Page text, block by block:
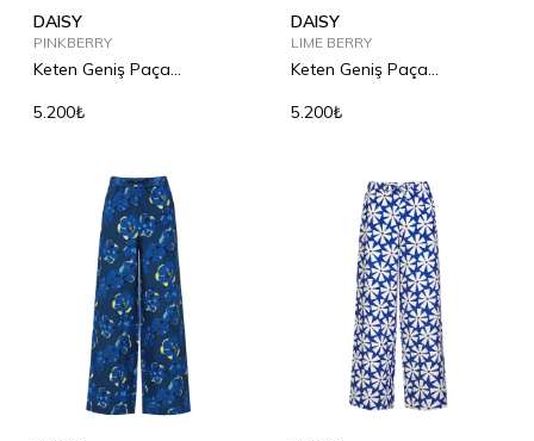
DAISY
PINKBERRY
Keten Geniş Paça
5.200₺
DAISY
LIME BERRY
Keten Geniş Paça
5.200₺